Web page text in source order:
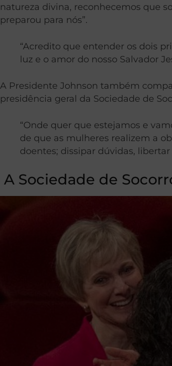
natureza divina, reconhecemos que
preparou para nós”.
“Acredito que entender os dois
luz e o amor do nosso Salvador
A Presidente Johnson também
presidência geral da Sociedade de
“Onde quer que estejamos e
de que as mulheres realizem a
doentes; dissipar dúvidas,
A Sociedade de